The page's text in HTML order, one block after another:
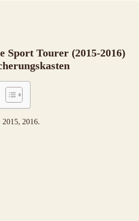
Sport Tourer (2015-2016)
2015, 2016.